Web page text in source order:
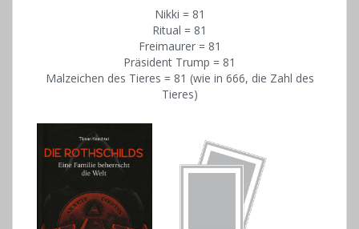
Nikki = 81
Ritual = 81
Freimaurer = 81
Präsident Trump = 81
Malzeichen des Tieres = 81 (wie in 666, die Zahl des
Tieres)